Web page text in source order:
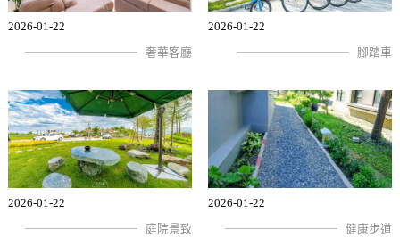
2026-01-22
奢華客廳
2026-01-22
腳踏車
2026-01-22
庭院景致
2026-01-22
健康步道